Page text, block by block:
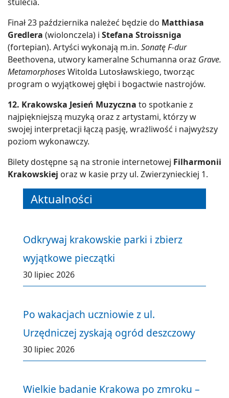
Finał 23 października należeć będzie do Matthiasa
Gredlera (wiolonczela) i Stefana Stroissniga
(fortepian). Artyści wykonają m.in. Sonatę F-dur
Beethovena, utwory kameralne Schumanna oraz Grave.
MetamorphosesWitolda Lutosławskiego, tworząc
program o wyjątkowej głębi i bogactwie nastrojów.
12. Krakowska Jesień Muzyczna to spotkanie z
najpiękniejszą muzyką oraz z artystami, którzy w
swojej interpretacji łączą pasję, wrażliwość i najwyższy
poziom wykonawczy.
Bilety dostępne są na stronie internetowej Filharmonii
Krakowskiej oraz w kasie przy ul. Zwierzynieckiej 1.
Aktualności
Odkrywaj krakowskie parki i zbierz
wyjątkowe pieczątki
30 lipiec 2026
Po wakacjach uczniowie z ul.
Urzędniczej zyskają ogród deszczowy
30 lipiec 2026
Wielkie badanie Krakowa po zmroku –